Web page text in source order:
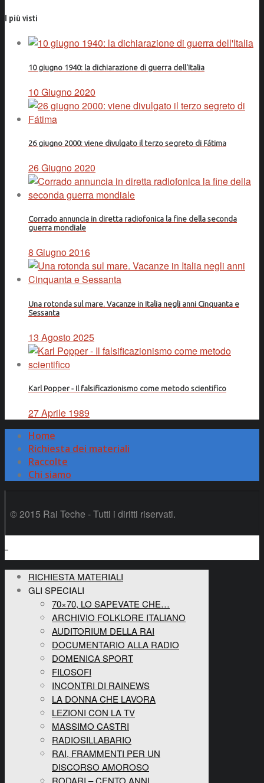
I più visti
10 giugno 1940: la dichiarazione di guerra dell'Italia
10 Giugno 2020
26 giugno 2000: viene divulgato il terzo segreto di Fátima
26 Giugno 2020
Corrado annuncia in diretta radiofonica la fine della seconda
guerra mondiale
8 Giugno 2016
Una rotonda sul mare. Vacanze in Italia negli anni Cinquanta e
Sessanta
13 Agosto 2025
Karl Popper - Il falsificazionismo come metodo scientifico
27 Aprile 1989
Home
Richiesta dei materiali
Raccolte
Chi siamo
© 2015 Rai Teche - Tutti i diritti riservati.
RICHIESTA MATERIALI
GLI SPECIALI
70×70, LO SAPEVATE CHE…
ARCHIVIO FOLKLORE ITALIANO
AUDITORIUM DELLA RAI
DOCUMENTARIO ALLA RADIO
DOMENICA SPORT
FILOSOFI
INCONTRI DI RAINEWS
LA DONNA CHE LAVORA
LEZIONI CON LA TV
MASSIMO CASTRI
RADIOSILLABARIO
RAI, FRAMMENTI PER UN
DISCORSO AMOROSO
RODARI – CENTO ANNI